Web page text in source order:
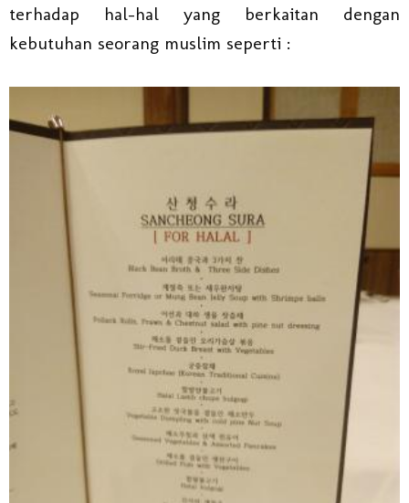
terhadap hal-hal yang berkaitan dengan
kebutuhan seorang muslim seperti :